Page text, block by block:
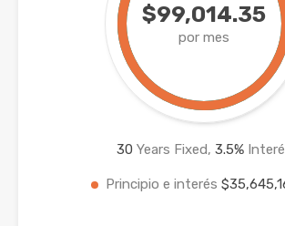
$99,014.35
por mes
30 Years Fixed, 3.5%
Principio e interés